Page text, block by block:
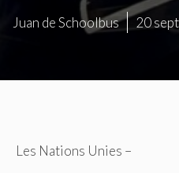
Juan de Schoolbus 20
Les Nations Unies –